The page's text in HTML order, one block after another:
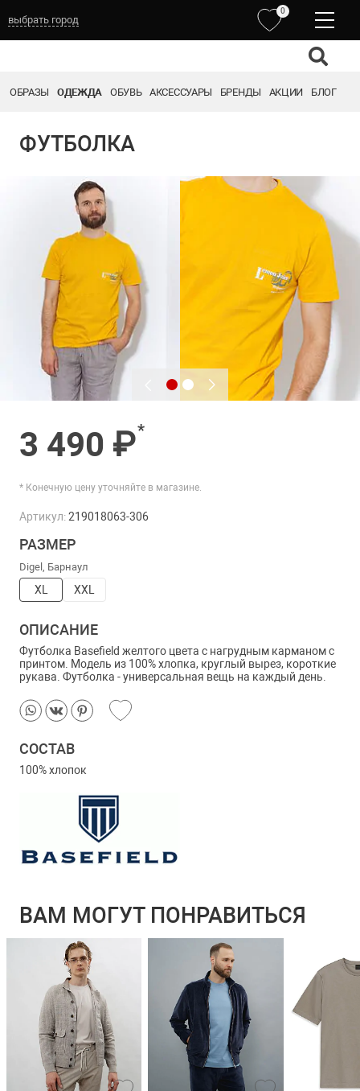
выбрать город
0
ОБРАЗЫ ОДЕЖДА ОБУВЬ АКСЕССУАРЫ БРЕНДЫ АКЦИИ БЛОГ
ФУТБОЛКА
3 490 ₽*
* Конечную цену уточняйте в магазине.
Артикул:219018063-306
РАЗМЕР
Digel, Барнаул
XL XXL
ОПИСАНИЕ
Футболка Basefield желтого цвета с нагрудным карманом с
принтом. Модель из 100% хлопка, круглый вырез, короткие
рукава. Футболка - универсальная вещь на каждый день.
СОСТАВ
100% хлопок
ВАМ МОГУТ ПОНРАВИТЬСЯ